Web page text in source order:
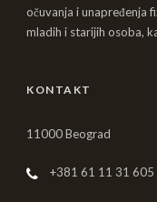
očuvanja i unapređenja
mladih i starijih osoba,
KONTAKT
11000 Beograd
+381 61 11 31 605